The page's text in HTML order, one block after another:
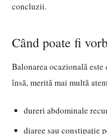
concluzii.
Când poate fi
Balonarea ocazională
însă, merită mai multă
dureri abdominale
diaree sau constipație